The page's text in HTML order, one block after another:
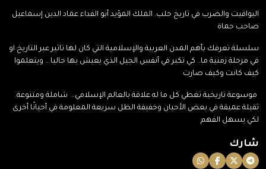
اليواقيت والضرب في تاريخ حلب. الملك المؤيد أبو الفداء عماد الدين إسماعيل
صاحب حماة
سلسلة تعرفك بأهم المدن العربية والإسلامية التي كان لها تاثير عبر التاريخ او
في مرحلة زمنية ما.. كي تكبر في أنفس الجيل الذي يعيش بها حاليا .. ويتعلموا
كيف كانت وكيف صارت
موسوعة تاريخية تغطي كل ما له علاقة بالعالم الإسلامي.. شاملة ومتنوعة
ثقيلة عميقة في بعض الأحيان وخفيفة الظل سريعة المعلومة في أحيانًا أخرى
لكي يسهل الفهم
شارك